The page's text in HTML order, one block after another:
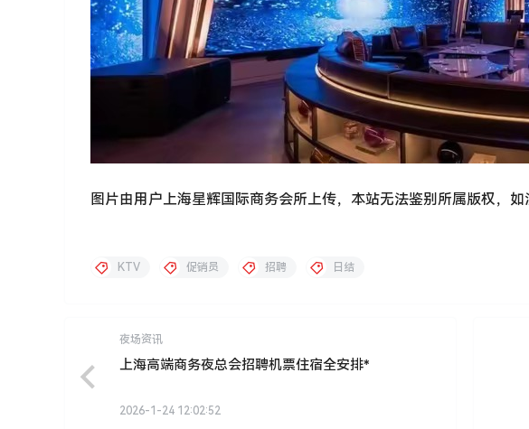
图片由用户上海星辉国际商务会所上传，本站无法鉴别所属版权，如
KTV 促销员 招聘 日结
夜场资讯
上海高端商务夜总会招聘机票住宿全安排*
2026-1-24 12:02:52